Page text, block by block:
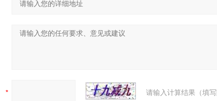
请输入计算结果（填